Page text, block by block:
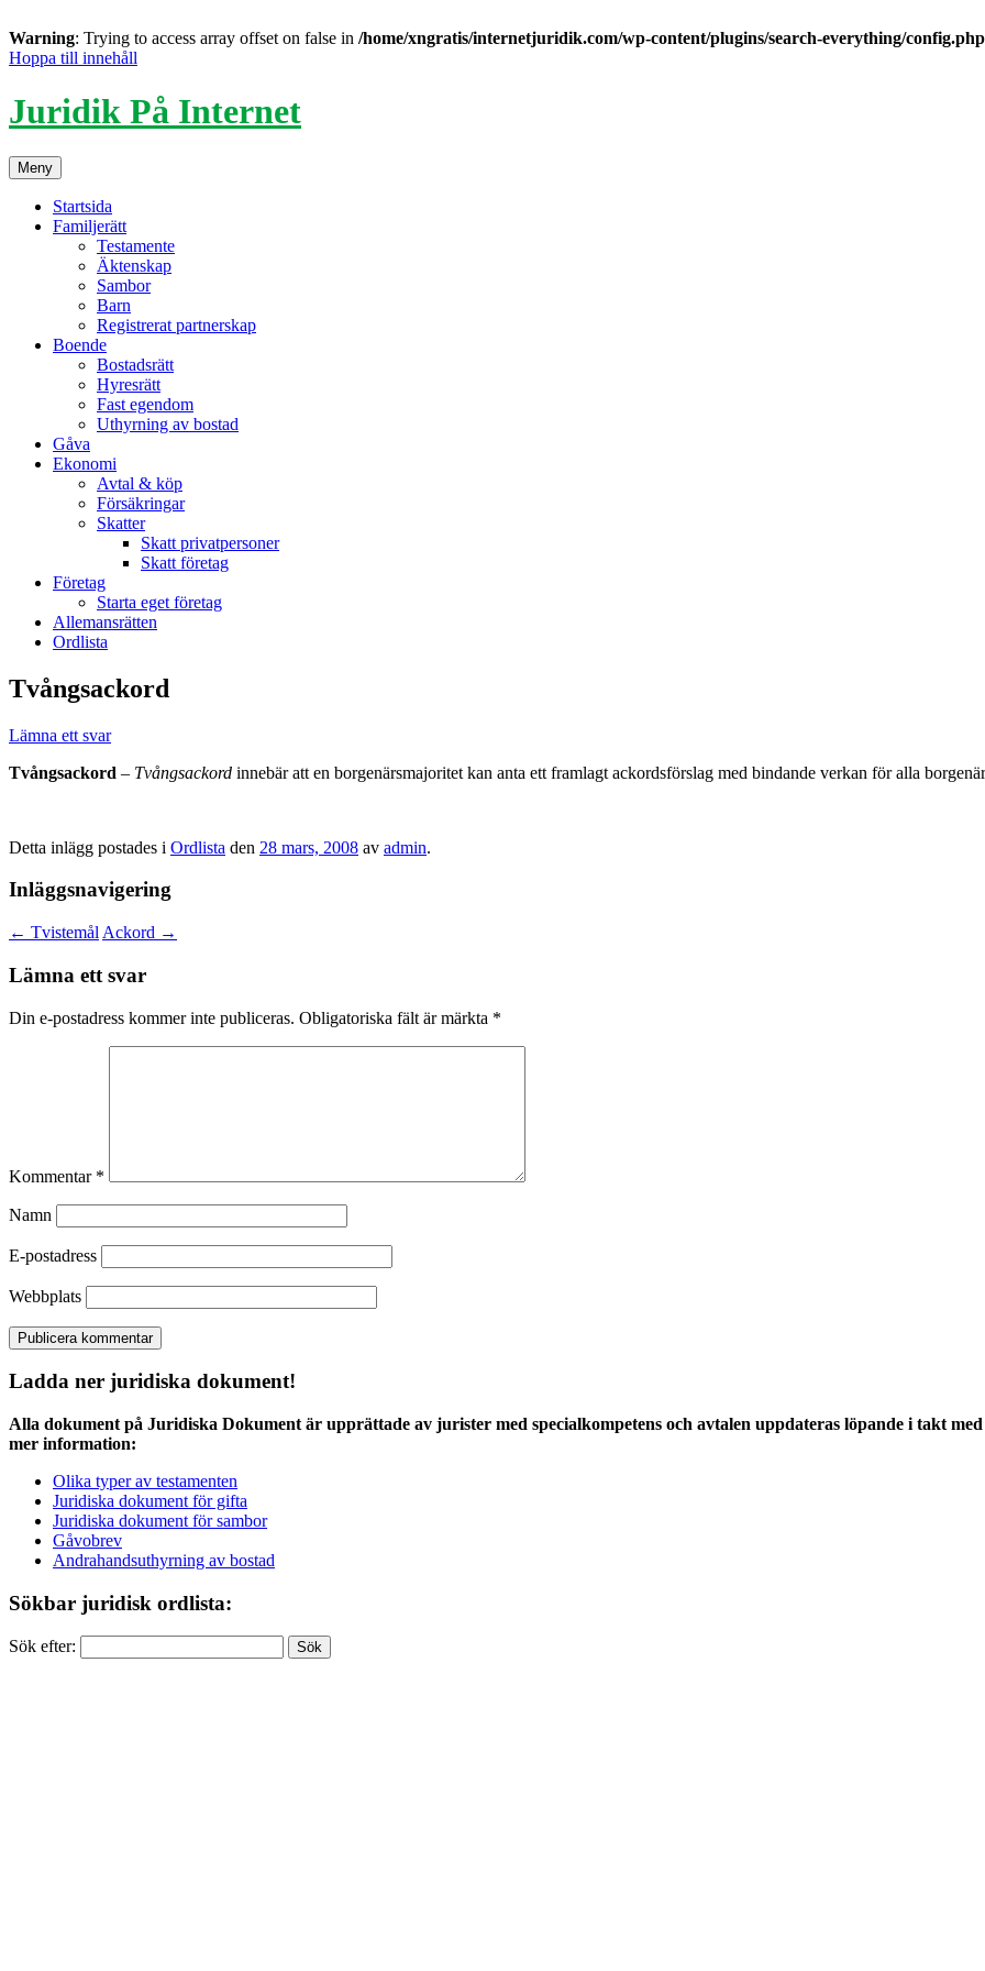
Warning: Trying to access array offset on false in /home/xngratis/internetjuridik.com/wp-content/plugins/search-everything/config.php
Hoppa till innehåll
Juridik På Internet
Meny
Startsida
Familjerätt
Testamente
Äktenskap
Sambor
Barn
Registrerat partnerskap
Boende
Bostadsrätt
Hyresrätt
Fast egendom
Uthyrning av bostad
Gåva
Ekonomi
Avtal & köp
Försäkringar
Skatter
Skatt privatpersoner
Skatt företag
Företag
Starta eget företag
Allemansrätten
Ordlista
Tvångsackord
Lämna ett svar
Tvångsackord – Tvångsackord innebär att en borgenärsmajoritet kan anta ett framlagt ackordsförslag med bindande verkan för alla
Detta inlägg postades i Ordlista den 28 mars, 2008 av admin.
Inläggsnavigering
← Tvistemål Ackord →
Lämna ett svar
Din e-postadress kommer inte publiceras. Obligatoriska fält är märkta *
Kommentar *
Namn
E-postadress
Webbplats
Ladda ner juridiska dokument!
Alla dokument på Juridiska Dokument är upprättade av jurister med specialkompetens och avtalen uppdateras löpande i takt
mer information:
Olika typer av testamenten
Juridiska dokument för gifta
Juridiska dokument för sambor
Gåvobrev
Andrahandsuthyrning av bostad
Sökbar juridisk ordlista:
Sök efter: